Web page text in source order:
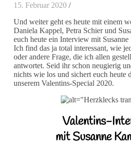
15. Februar 2020 /
Und weiter geht es heute mit einem weiteren Interview. Nach
Daniela Kappel, Petra Schier und
euch heute ein Interview mit
Ich find das ja total interessant, wie
oder andere Frage, die ich allen
antwortet. Seid ihr schon neugierig
nichts wie los und sichert euch heute
unserem Valentins-Special 2020.
Valentins-
mit Susanne